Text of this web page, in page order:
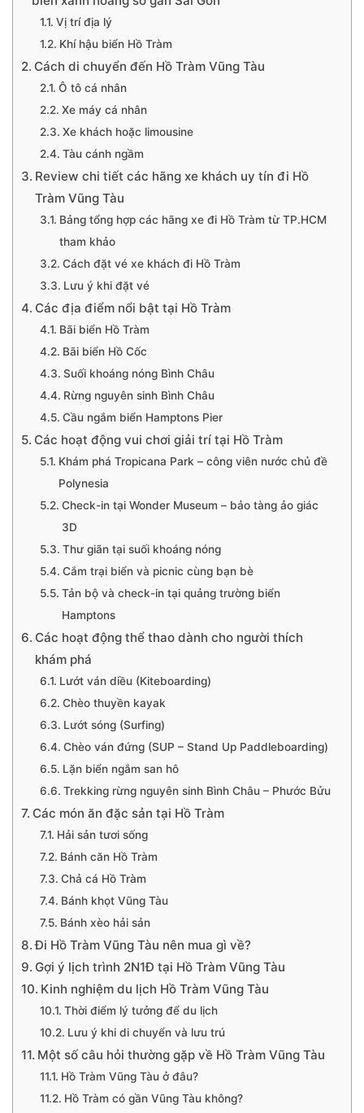
Vị trí địa lý
Khí hậu biển Hồ Tràm
Cách di chuyển đến Hồ Tràm Vũng Tàu
Ô tô cá nhân
Xe máy cá nhân
Xe khách hoặc limousine
Tàu cánh ngầm
Review chi tiết các hãng xe khách uy tín đi Hồ
Tràm Vũng Tàu
Bảng tổng hợp các hãng xe đi Hồ Tràm từ TP.HCM
tham khảo
Cách đặt vé xe khách đi Hồ Tràm
Lưu ý khi đặt vé
Các địa điểm nổi bật tại Hồ Tràm
Bãi biển Hồ Tràm
Bãi biển Hồ Cốc
Suối khoáng nóng Bình Châu
Rừng nguyên sinh Bình Châu
Cầu ngắm biển Hamptons Pier
Các hoạt động vui chơi giải trí tại Hồ Tràm
Khám phá Tropicana Park – công viên nước chủ đề
Polynesia
Check-in tại Wonder Museum – bảo tàng ảo giác
3D
Thư giãn tại suối khoáng nóng
Cắm trại biển và picnic cùng bạn bè
Tản bộ và check-in tại quảng trường biển
Hamptons
Các hoạt động thể thao dành cho người thích
khám phá
Lướt ván diều (Kiteboarding)
Chèo thuyền kayak
Lướt sóng (Surfing)
Chèo ván đứng (SUP – Stand Up Paddleboarding)
Lặn biển ngắm san hô
Trekking rừng nguyên sinh Bình Châu – Phước Bửu
Các món ăn đặc sản tại Hồ Tràm
Hải sản tươi sống
Bánh căn Hồ Tràm
Chả cá Hồ Tràm
Bánh khọt Vũng Tàu
Bánh xèo hải sản
Đi Hồ Tràm Vũng Tàu nên mua gì về?
Gợi ý lịch trình 2N1Đ tại Hồ Tràm Vũng Tàu
Kinh nghiệm du lịch Hồ Tràm Vũng Tàu
Thời điểm lý tưởng để du lịch
Lưu ý khi di chuyển và lưu trú
Một số câu hỏi thường gặp về Hồ Tràm Vũng Tàu
Hồ Tràm Vũng Tàu ở đâu?
Hồ Tràm có gần Vũng Tàu không?